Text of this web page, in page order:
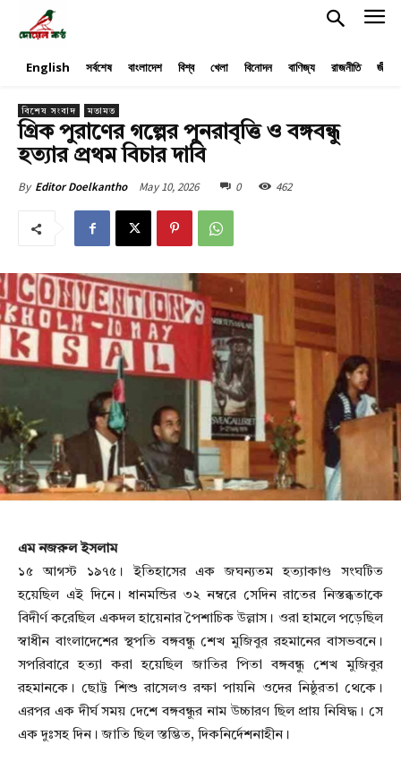
English সর্বশেষ বাংলাদেশ বিশ্ব খেলা বিনোদন বাণিজ্য রাজনীতি
বিশেষ সংবাদ মতামত
গ্রিক পুরাণের গল্পের পুনরাবৃত্তি ও বঙ্গবন্ধু
হত্যার প্রথম বিচার দাবি
By Editor Doelkantho May 10, 2026 0 462
এম নজরুল ইসলাম
১৫ আগস্ট ১৯৭৫। ইতিহাসের এক জঘন্যতম হত্যাকাণ্ড সংঘটিত
হয়েছিল এই দিনে। ধানমন্ডির ৩২ নম্বরে সেদিন রাতের নিস্তব্ধতাকে
বিদীর্ণ করেছিল একদল হায়েনার পৈশাচিক উল্লাস। ওরা হামলে পড়েছিল
স্বাধীন বাংলাদেশের স্থপতি বঙ্গবন্ধু শেখ মুজিবুর রহমানের বাসভবনে।
সপরিবারে হত্যা করা হয়েছিল জাতির পিতা বঙ্গবন্ধু শেখ মুজিবুর
রহমানকে। ছোট্ট শিশু রাসেলও রক্ষা পায়নি ওদের নিষ্ঠুরতা থেকে।
এরপর এক দীর্ঘ সময় দেশে বঙ্গবন্ধুর নাম উচ্চারণ ছিল প্রায় নিষিদ্ধ। সে
এক দুঃসহ দিন। জাতি ছিল স্তম্ভিত, দিকনির্দেশনাহীন।